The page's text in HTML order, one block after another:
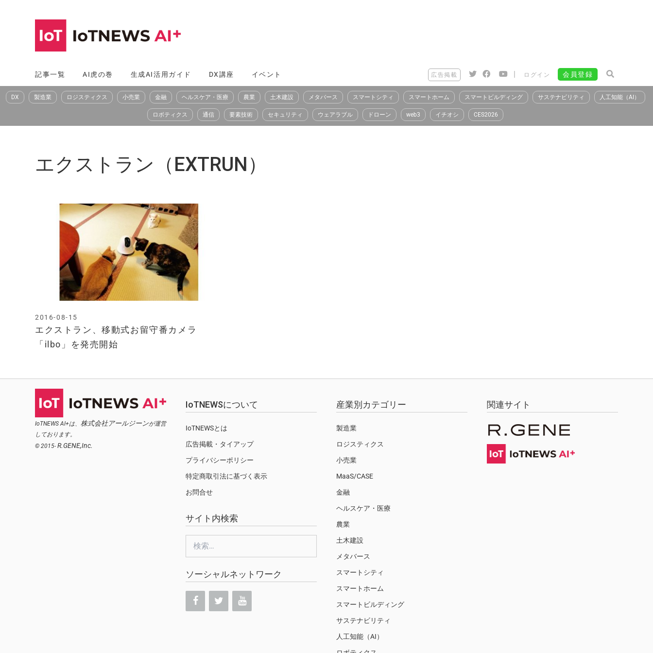
へ
ス
記事一覧 AI虎の巻 生成AI活用ガイド DX講座 イベント 広告掲載 | ログイン 会員登録
DX 製造業 ロジスティクス 小売業 金融 ヘルスケア・医療 農業 土木建設 メタバース スマートシティ スマートホーム スマートビルディング サステナビリティ 人工知能（AI）
ロボティクス 通信 要素技術 セキュリティ ウェアラブル ドローン web3 イチオシ CES2026
エクストラン（EXTRUN）
エクストラン、移動式お留守番カメラ
「ilbo」を発売開始
2016-08-15
IoTNEWS AI+は、 株式会社アールジーンが運営
しております。
© 2015- R.GENE,Inc.
IoTNEWSについて
IoTNEWSとは
広告掲載・タイアップ
プライバシーポリシー
特定商取引法に基づく表示
お問合せ
サイト内検索
ソーシャルネットワーク
産業別カテゴリー
製造業
ロジスティクス
小売業
MaaS/CASE
金融
ヘルスケア・医療
農業
土木建設
メタバース
スマートシティ
スマートホーム
スマートビルディング
サステナビリティ
人工知能（AI）
関連サイト